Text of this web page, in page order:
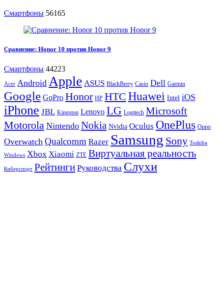
Смартфоны 56165
Сравнение: Honor 10 против Honor 9
Смартфоны 44223
Acer Android Apple ASUS BlackBerry Casio Dell Garmin
Google GoPro Honor HP HTC Huawei Intel iOS
iPhone JBL Kingston Lenovo LG Logitech Microsoft
Motorola Nintendo Nokia Nvidia Oculus OnePlus Oppo
Overwatch Qualcomm Razer Samsung Sony Toshiba
Windows Xbox Xiaomi ZTE Виртуальная реальность
Киберспорт Рейтинги Руководства Слухи